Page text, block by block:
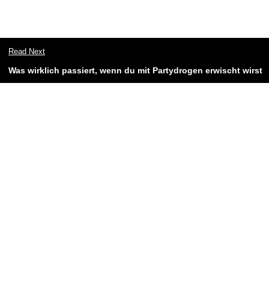
Read Next
​Was wirklich passiert, wenn du mit Partydrogen erwischt wirst